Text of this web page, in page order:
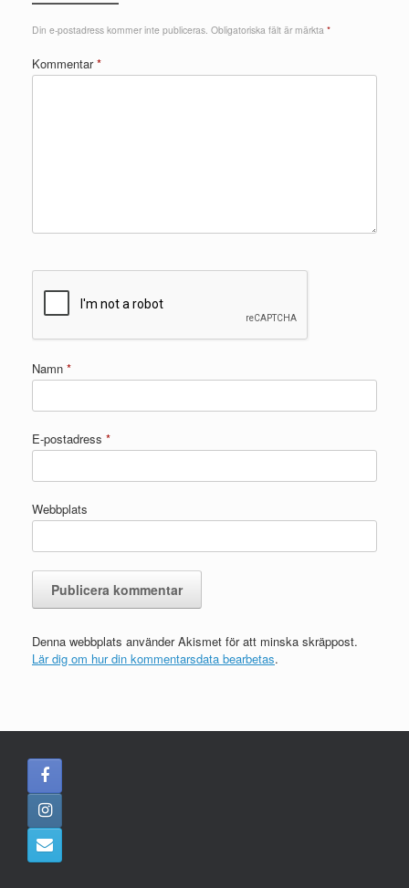
Din e-postadress kommer inte publiceras. Obligatoriska fält är märkta *
Kommentar*
Namn *
E-postadress *
Webbplats
Denna webbplats använder Akismet för att minska skräppost.
Lär dig om hur din kommentarsdata bearbetas.